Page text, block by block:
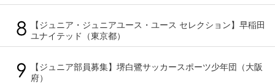
【ジュニア・ジュニアユース・ユース セレクション】早稲田
ユナイテッド（東京都）
【ジュニア部員募集】堺白鷺サッカースポーツ少年団（大阪
府）